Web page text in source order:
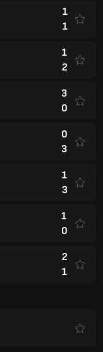
1
1
1
2
3
0
0
3
1
3
1
0
2
1